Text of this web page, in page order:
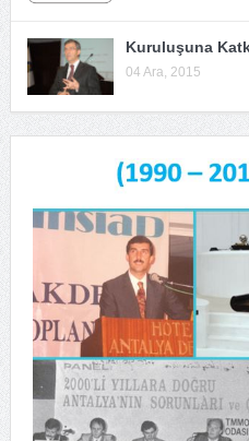
Kuruluşuna
04 Ara, 2015